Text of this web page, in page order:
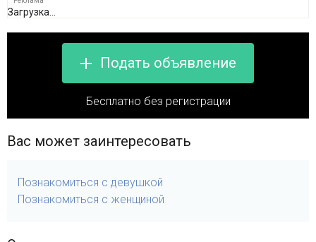
Загрузка...
Подать объявление
Бесплатно без регистрации
Вас может заинтересовать
Познакомиться с девушкой
Познакомиться с женщиной